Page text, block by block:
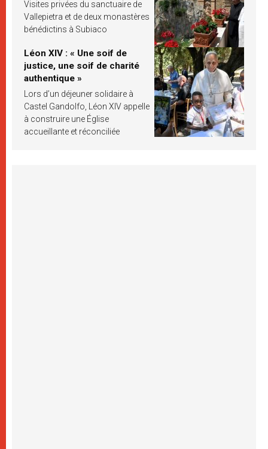
Visites privées du sanctuaire de
Vallepietra et de deux monastères
bénédictins à Subiaco
Léon XIV : « Une soif de
justice, une soif de charité
authentique »
Lors d’un déjeuner solidaire à
Castel Gandolfo, Léon XIV appelle
à construire une Église
accueillante et réconciliée